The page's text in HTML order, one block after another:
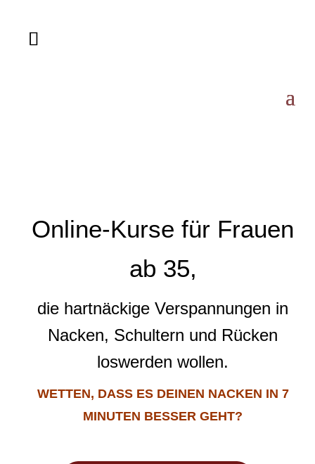
Online-Kurse für Frauen
ab 35,
die hartnäckige Verspannungen in
Nacken, Schultern und Rücken
loswerden wollen.
WETTEN, DASS ES DEINEN NACKEN IN 7
MINUTEN BESSER GEHT?